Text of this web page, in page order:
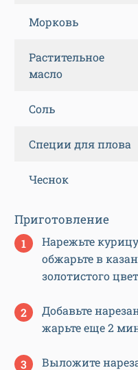
Морковь
Растительное
масло
Соль
Специи для плова
Чеснок
Приготовление
Нарежьте
обжарьте в
золотистого
Добавьте
жарьте еще 2
Выложите